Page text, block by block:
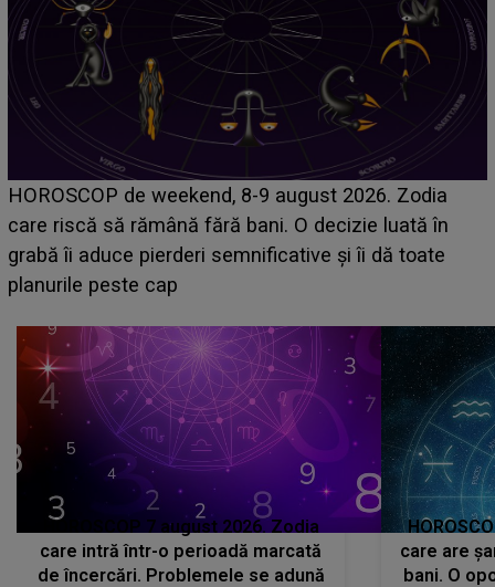
Emanuel a ținut ACEST DETALIU ASCUNS până
acum! În fața Alexandrei, concurentul din Casa Iubirii
face o MĂRTURISIRE NEAȘTEPTATĂ despre mama
sa: "I-am spus și ei în față, eu nu te iubesc pentru
HOROSCOP 7 august 2026. Zodia
care intră într-o perioadă marcată
de încercări. Problemele se adună
care are
bani. O